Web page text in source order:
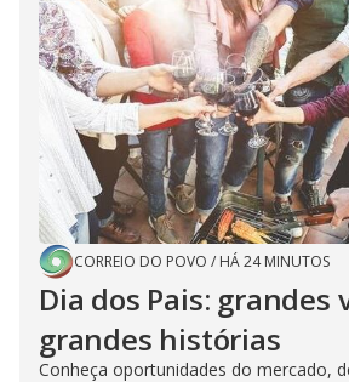
CORREIO DO POVO / HÁ 24 MINUTOS
Dia dos Pais: grandes
grandes histórias
Conheça oportunidades do mercado,